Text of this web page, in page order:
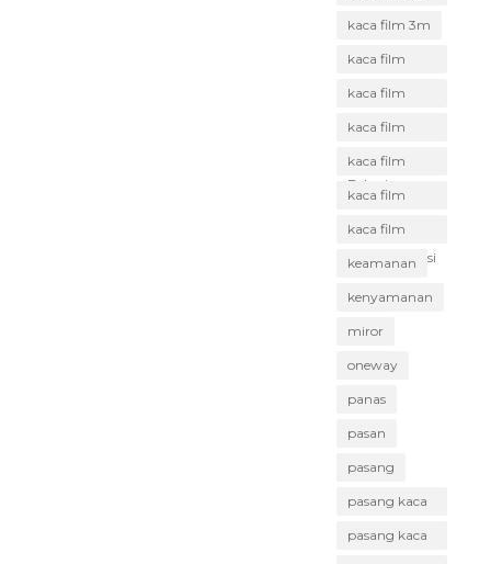
Bekasi
kaca film 3m
kaca film
Babelan
kaca film
Bekasi
kaca film
gedung
Bekasi
kaca film
mobil Bekasi
kaca film
rumah Bekasi
kaca film
terbaik Bekasi
keamanan
kenyamanan
miror
oneway
panas
pasan
pasang
pasang kaca
film Bekasi
pasang kaca